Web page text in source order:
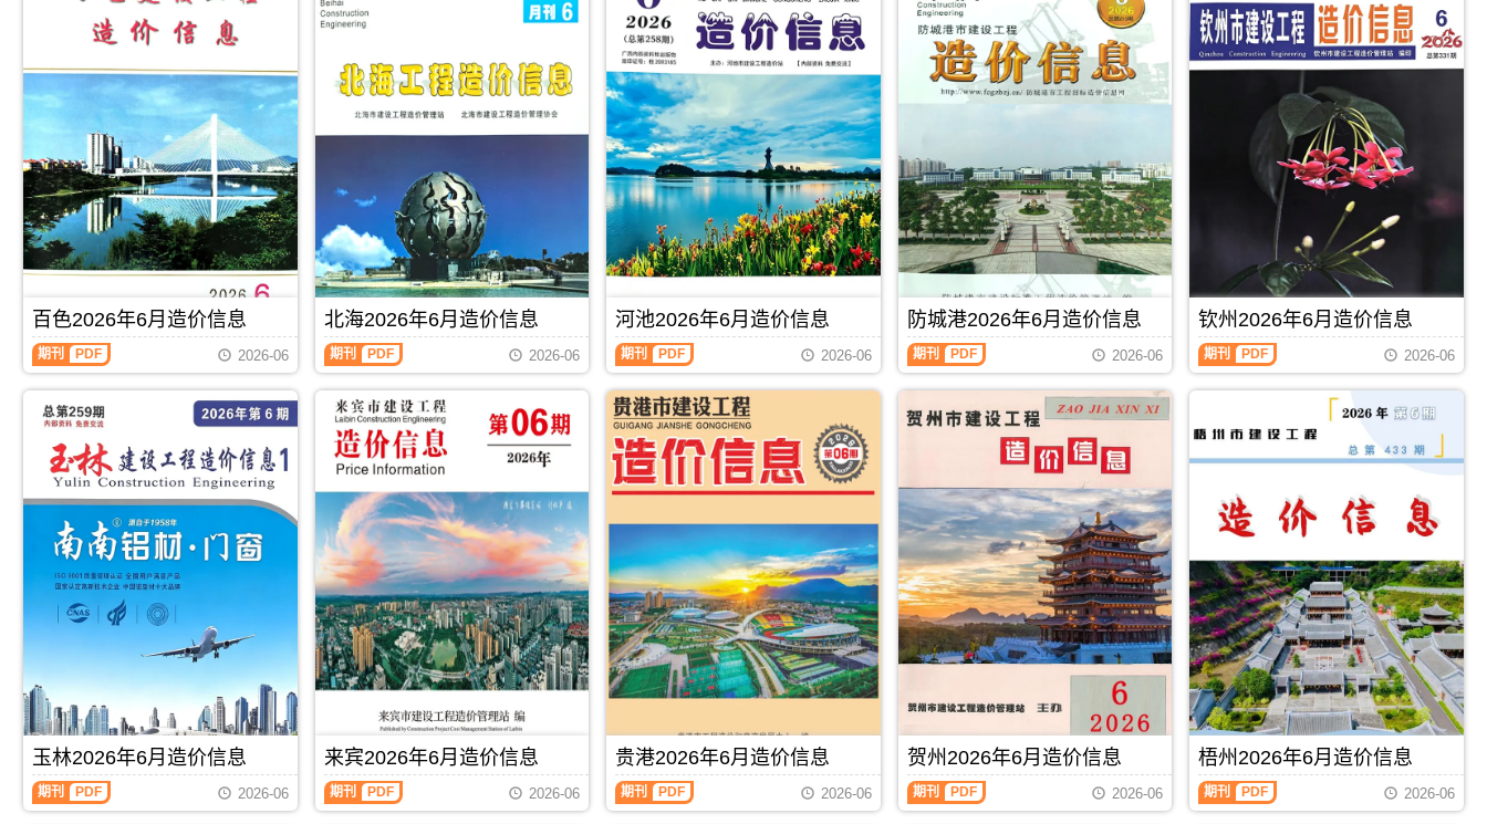
百色2026年6月造价信息
百
色
信
信
息)，
百
色
市
建
设
工
期刊 PDF 2026-06
北海2026年6月造价信息
北
海
月
造
信
(北
海
工
程
造
价
信
息)，
北
设
工
程
造
期刊 PDF 2026-06
河池2026年6月造价信息
河
池
年
6
月
造
价
信
建
设
工
程
造
价
信
息)，
池
市
建
设
工
期刊 PDF 2026-06
防城港2026年6月造价信息
防
城
年
息
城
港
建
设
工
程
价
息)，
防
城
港
市
期刊 PDF 2026-06
钦州2026年6月造价信息
钦
州
月
造
（钦
设
工
程
造
价
信
息）
期
刊，
由
钦
州
市
期刊 PDF 2026-06
玉林2026年6月造价信息
玉
林
期刊 PDF 2026-06
来宾2026年6月造价信息
来
宾
期刊 PDF 2026-06
贵港2026年6月造价信息
贵
港
期刊 PDF 2026-06
贺州2026年6月造价信息
贺
州
期刊 PDF 2026-06
梧州2026年6月造价信息
梧
州
期刊 PDF 2026-06